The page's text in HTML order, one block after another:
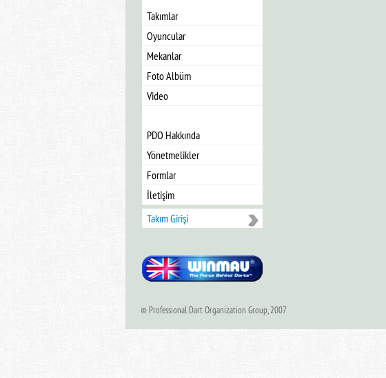
Takımlar
Oyuncular
Mekanlar
Foto Albüm
Video
PDO Hakkında
Yönetmelikler
Formlar
İletişim
Takım Girişi
© Professional Dart Organization Group, 2007